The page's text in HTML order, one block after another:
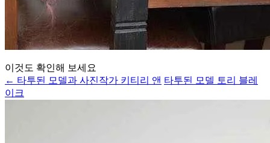
이것도 확인해 보세요
← 타투된 모델과 사진작가 키티리 앤 타투된 모델 토리 블레
이크